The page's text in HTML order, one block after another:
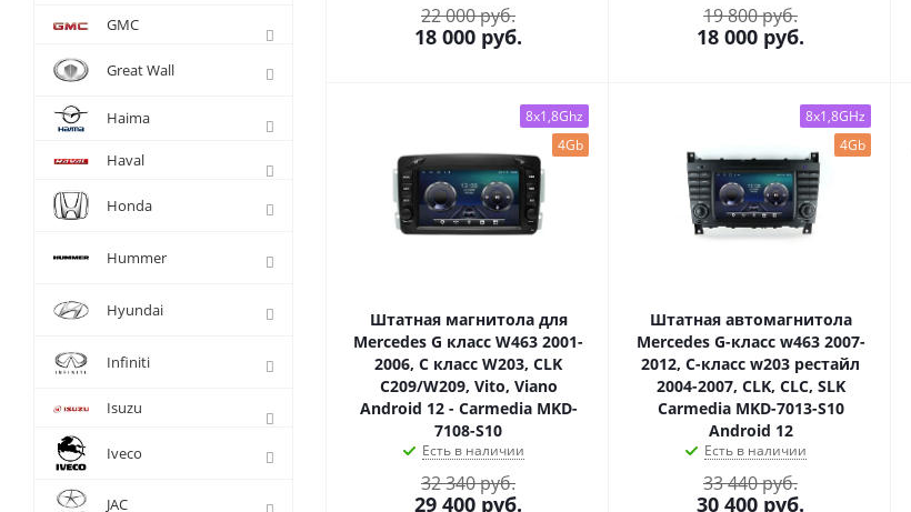
22 000 руб.
18 000 руб.
19 800 руб.
18 000 руб.
8x1,8Ghz
4Gb
Штатная магнитола для
Mercedes G класс W463 2001-
2006, C класс W203, CLK
C209/W209, Vito, Viano
Android 12 - Carmedia MKD-
7108-S10
Есть в наличии
32 340 руб.
29 400 руб.
8x1,8GHz
4Gb
Штатная автомагнитола
Mercedes G-класс w463 2007-
2012, C-класс w203 рестайл
2004-2007, CLK, CLC, SLK
Carmedia MKD-7013-S10
Android 12
Есть в наличии
33 440 руб.
30 400 руб.
GMC
Great Wall
Haima
Haval
Honda
Hummer
Hyundai
Infiniti
Isuzu
Iveco
JAC